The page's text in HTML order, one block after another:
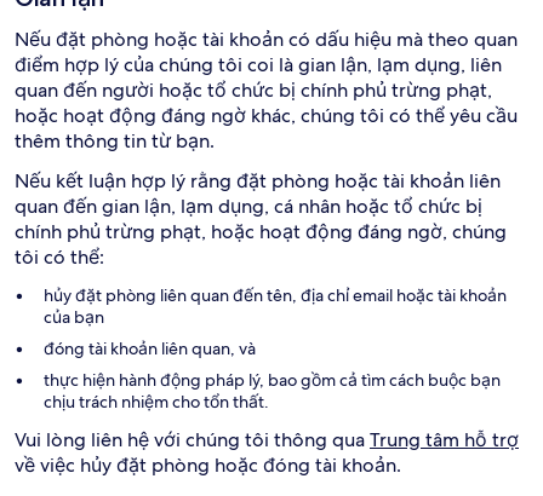
Nếu đặt phòng hoặc tài khoản có dấu hiệu mà theo quan
điểm hợp lý của chúng tôi coi là gian lận, lạm dụng, liên
quan đến người hoặc tổ chức bị chính phủ trừng phạt,
hoặc hoạt động đáng ngờ khác, chúng tôi có thể yêu cầu
thêm thông tin từ bạn.
Nếu kết luận hợp lý rằng đặt phòng hoặc tài khoản liên
quan đến gian lận, lạm dụng, cá nhân hoặc tổ chức bị
chính phủ trừng phạt, hoặc hoạt động đáng ngờ, chúng
tôi có thể:
hủy đặt phòng liên quan đến tên, địa chỉ email hoặc tài khoản
của bạn
đóng tài khoản liên quan, và
thực hiện hành động pháp lý, bao gồm cả tìm cách buộc bạn
chịu trách nhiệm cho tổn thất.
Vui lòng liên hệ với chúng tôi thông quaTrung tâm hỗ trợ
về việc hủy đặt phòng hoặc đóng tài khoản.